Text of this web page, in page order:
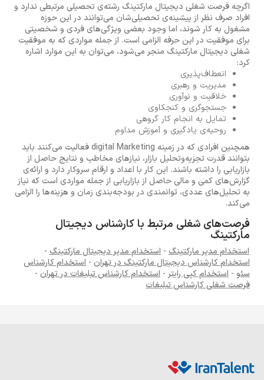
اگرچه فرصت شغلی دیجیتال مارکتینگ رشته‌ی تحصیلی مرتبطی ندارد و
افراد صرف نظر از پیشینه‌ی تحصیلی‌شان می‌توانند در این حوزه
مشغول به کار شوند، اما وجود بعضی ویژگی‌های فردی و شخصیتی
برای موفقیت در این حرفه الزامی است. از جمله مواردی که به موفقیت
شغلی دیجیتال مارکتینگ منجر می‌شود، می‌توان به این موارد اشاره
کرد:
انعطاف‌پذیری
مدیریت و رهبری
خلاقیت و نوآوری
جستجوگری و کنجکاوی
تمایل به انجام کار گروهی
روحیه‌ی یادگیری و آموزش مداوم
همچنین افرادی که در زمینه digital Marketing فعالیت می‌کنند باید
بتوانند قدرت تجزیه‌وتحلیل بازار، نیازهای مخاطب و نتایج حاصل از
بازاریابی را داشته باشند. این کار با اعداد و ارقام سروکار دارد و ارائه‌ی
گزارش‌های کمی و مالی حاصل از بازاریابی از جمله مواردی است که نیاز
به تحلیل‌های عددی، توانمندی در بودجه‌بندی زمان و هزینه‌ها را الزامی
می‌کند.
فرصت‌های شغلی مرتبط با کارشناس دیجیتال
مارکتینگ
استخدام مدیر مارکتینگ - استخدام مدیر دیجیتال مارکتینگ -
استخدام کارشناس دیجیتال مارکتینگ در تهران - استخدام کارشناس
سئو - استخدام کپی رایتر - استخدام کارشناس تبلیغات در تهران -
فرصت شغلی کارشناس تبلیغات